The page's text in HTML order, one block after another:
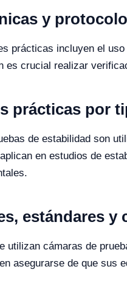
y
prácticas incluyen el
es crucial realizar
prácticas por
de estabilidad son
en estudios de
estándares y
utilizan cámaras de
asegurarse de que sus